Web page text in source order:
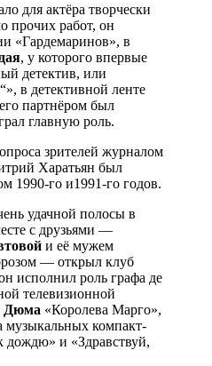
для актёра творчески
работ, он
«Гардемаринов», в
, у которого впервые
детектив, или
в детективной ленте
партнёром был
главную роль.
зрителей журналом
Харатьян был
1990-го и1991-го годов.
удачной полосы в
с друзьями —
и её мужем
— открыл клуб
исполнил роль графа де
телевизионной
Дюма «Королева Марго»,
музыкальных компакт-
и «Здравствуй,